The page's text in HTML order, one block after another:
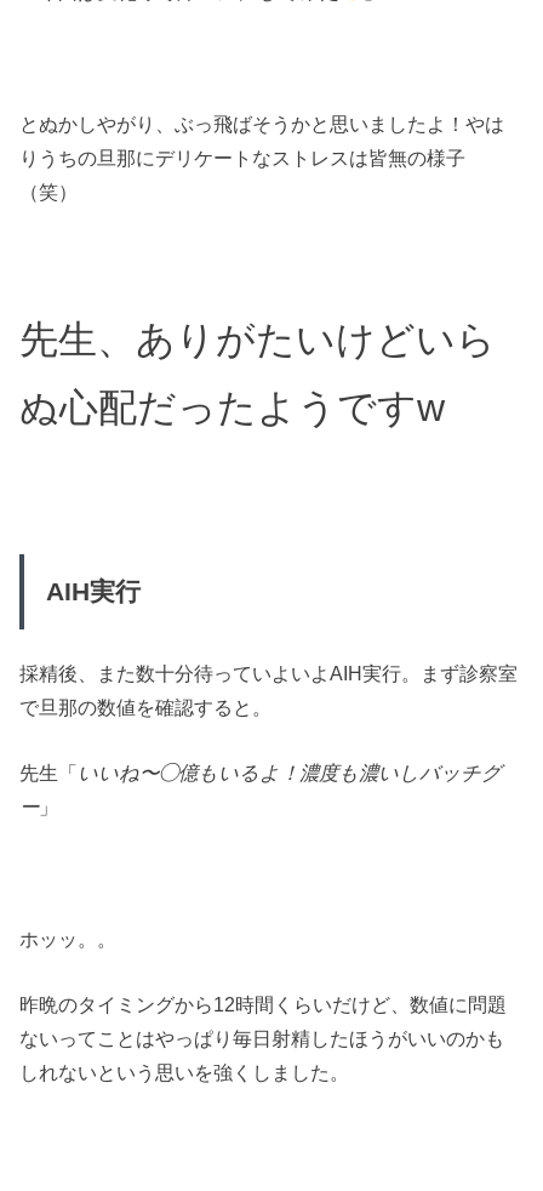
とぬかしやがり、ぶっ飛ばそうかと思いましたよ！やは
りうちの旦那にデリケートなストレスは皆無の様子
（笑）
先生、ありがたいけどいら
ぬ心配だったようですw
AIH実行
採精後、また数十分待っていよいよAIH実行。まず診察室
で旦那の数値を確認すると。
先生「 いいね〜◯億もいるよ！濃度も濃いしバッチグ
ー」
ホッッ。。
昨晩のタイミングから12時間くらいだけど、数値に問題
ないってことはやっぱり毎日射精したほうがいいのかも
しれないという思いを強くしました。